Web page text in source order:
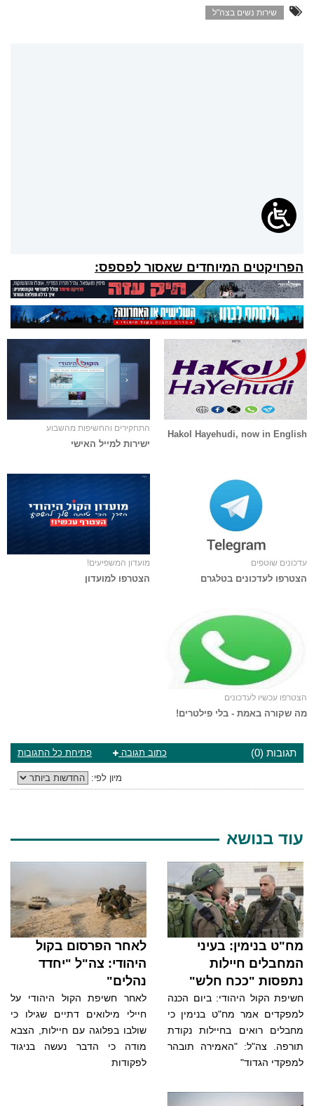
שירות נשים בצה"ל
הפרויקטים המיוחדים שאסור לפספס:
Hakol Hayehudi, now in English
התחקירים והחשיפות מהשבוע
ישירות למייל האישי
עדכונים שוטפים
הצטרפו לעדכונים בטלגרם
מועדון המשפיעים!
הצטרפו למועדון
הצטרפו עכשיו לעדכונים
מה שקורה באמת - בלי פילטרים!
תגובות (0) פתיחת כל התגובות כתוב תגובה
מיון לפי:
עוד בנושא
מח"ט בנימין: בעיני
המחבלים חיילות
נתפסות "ככח חלש"
חשיפת הקול היהודי: ביום הכנה
למפקדים אמר מח"ט בנימין כי
מחבלים רואים בחיילות נקודת
תורפה. צה"ל: "האמירה תובהר
למפקדי הגדוד"
לאחר הפרסום בקול
היהודי: צה"ל "יחדד
נהלים"
לאחר חשיפת הקול היהודי על
חיילי מילואים דתיים שגילו כי
שולבו בפלוגה עם חיילות, הצבא
מודה כי הדבר נעשה בניגוד
לפקודות